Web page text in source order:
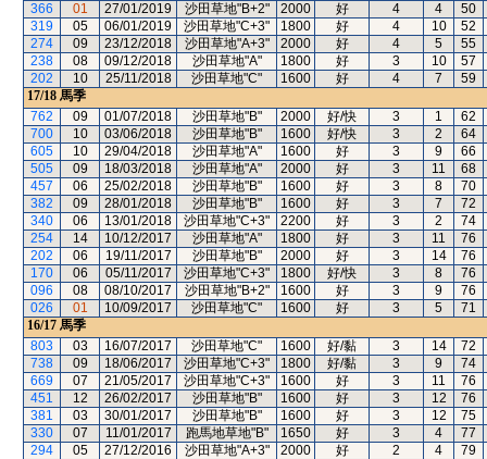
366
01 27/01/2019 沙田草地"B+2" 2000 好 4 4
50
319
05 06/01/2019 沙田草地"C+3" 1800 好 4 10
52
274
09 23/12/2018 沙田草地"A+3" 2000 好 4 5
55
238
08 09/12/2018 沙田草地"A" 1800 好 3 10
57
202
10 25/11/2018 沙田草地"C" 1600 好 4 7
59
17/18 馬季
762
09 01/07/2018 沙田草地"B" 2000 好/快 3 1
62
700
10 03/06/2018 沙田草地"B" 1600 好/快 3 2
64
605
10 29/04/2018 沙田草地"A" 1600 好 3 9
66
505
09 18/03/2018 沙田草地"A" 2000 好 3 11
68
457
06 25/02/2018 沙田草地"B" 1600 好 3 8
70
382
09 28/01/2018 沙田草地"B" 1600 好 3 7
72
340
06 13/01/2018 沙田草地"C+3" 2200 好 3 2
74
254
14 10/12/2017 沙田草地"A" 1800 好 3 11
76
202
06 19/11/2017 沙田草地"B" 2000 好 3 14
76
170
06 05/11/2017 沙田草地"C+3" 1800 好/快 3 8
76
096
08 08/10/2017 沙田草地"B+2" 1600 好 3 9
76
026
01 10/09/2017 沙田草地"C" 1600 好 3 5
71
16/17 馬季
803
03 16/07/2017 沙田草地"C" 1600 好/黏 3 14
72
738
09 18/06/2017 沙田草地"C+3" 1800 好/黏 3 9
74
669
07 21/05/2017 沙田草地"C+3" 1600 好 3 11
76
451
12 26/02/2017 沙田草地"B" 1600 好 3 12
76
381
03 30/01/2017 沙田草地"B" 1600 好 3 12
75
330
07 11/01/2017 跑馬地草地"B" 1650 好 3 4
77
294
05 27/12/2016 沙田草地"A+3" 2000 好 2 4
79